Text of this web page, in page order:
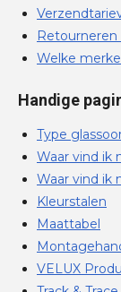
Retourneren
Welke
Handige
Type
Waar vind ik
Waar vind ik
Kleurstalen
Maattabel
VELUX